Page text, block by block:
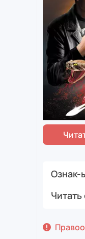
Ознак-